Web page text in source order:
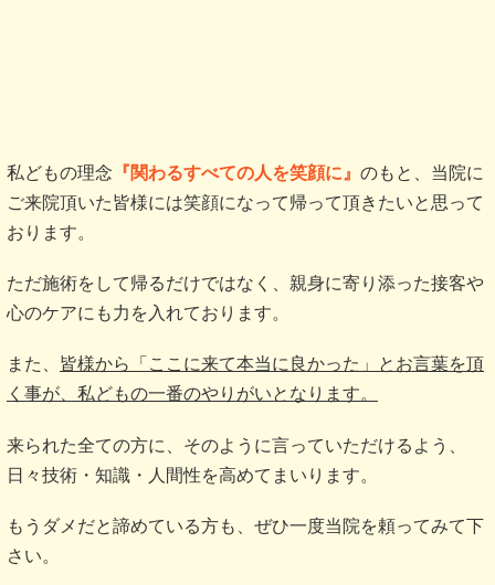
私どもの理念 『関わるすべての人を笑顔に』 のもと、当院に
ご来院頂いた皆様には笑顔になって帰って頂きたいと思って
おります。
ただ施術をして帰るだけではなく、親身に寄り添った接客や
心のケアにも力を入れております。
また、 皆様から「ここに来て本当に良かった」とお言葉を頂
く事が、私どもの一番のやりがいとなります。
来られた全ての方に、そのように言っていただけるよう、
日々技術・知識・人間性を高めてまいります。
もうダメだと諦めている方も、ぜひ一度当院を頼ってみて下
さい。